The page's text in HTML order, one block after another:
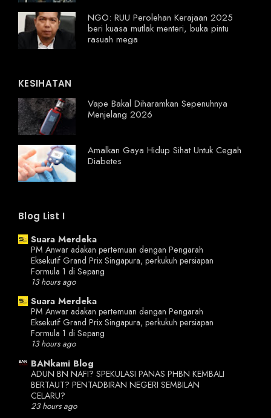
NGO: RUU Perolehan Kerajaan 2025
beri kuasa mutlak menteri, buka pintu
rasuah mega
KESIHATAN
Vape Bakal Diharamkan Sepenuhnya
Menjelang 2026
Amalkan Gaya Hidup Sihat Untuk Cegah
Diabetes
Blog List I
Suara Merdeka
PM Anwar adakan pertemuan dengan Pengarah
Eksekutif Grand Prix Singapura, perkukuh persiapan
Formula 1 di Sepang
13 hours ago
Suara Merdeka
PM Anwar adakan pertemuan dengan Pengarah
Eksekutif Grand Prix Singapura, perkukuh persiapan
Formula 1 di Sepang
13 hours ago
BANkami Blog
ADUN BN NAFI? SPEKULASI PANAS PHBN KEMBALI
BERTAUT? PENTADBIRAN NEGERI SEMBILAN
CELARU?
23 hours ago